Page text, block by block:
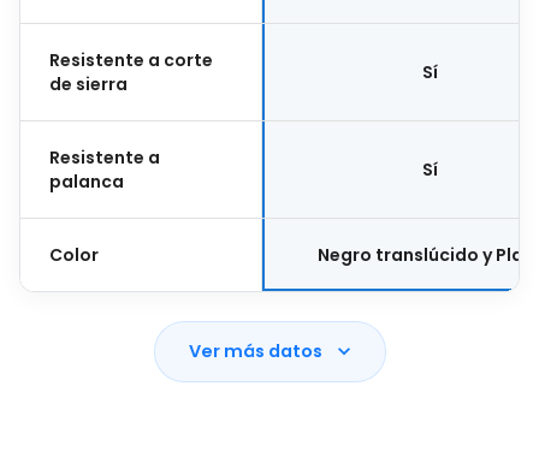
Resistente a corte
de sierra
Sí
Resistente a
palanca
Sí
Color Negro translúcido y
Ver más datos